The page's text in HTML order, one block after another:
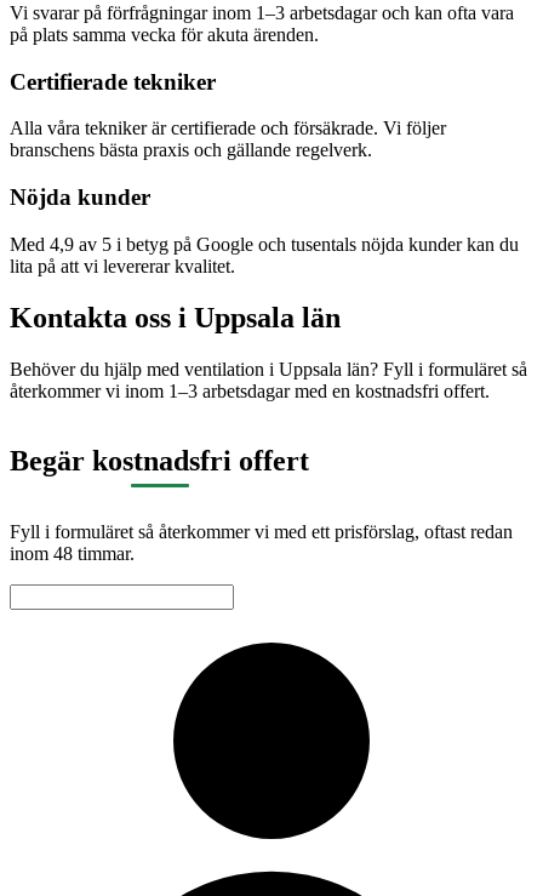
Vi svarar på förfrågningar inom 1–3 arbetsdagar och kan ofta vara
på plats samma vecka för akuta ärenden.
Certifierade tekniker
Alla våra tekniker är certifierade och försäkrade. Vi följer
branschens bästa praxis och gällande regelverk.
Nöjda kunder
Med 4,9 av 5 i betyg på Google och tusentals nöjda kunder kan du
lita på att vi levererar kvalitet.
Kontakta oss i Uppsala län
Behöver du hjälp med ventilation i Uppsala län? Fyll i formuläret så
återkommer vi inom 1–3 arbetsdagar med en kostnadsfri offert.
Begär kostnadsfri offert
Fyll i formuläret så återkommer vi med ett prisförslag, oftast redan
inom 48 timmar.